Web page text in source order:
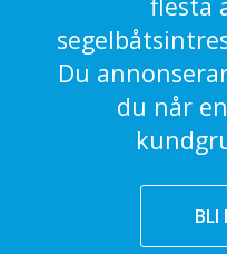
Du
du når
BLI